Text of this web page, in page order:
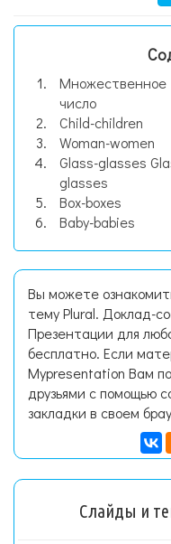
Множественное
число
Child-children
Woman-women
Glass-glasses
glasses
Box-boxes
Baby-babies
Вы можете
тему Plural. Доклад-
Презентации для
бесплатно. Если
Mypresentation Вам
друзьями с помощью
закладки в своем
Слайды и